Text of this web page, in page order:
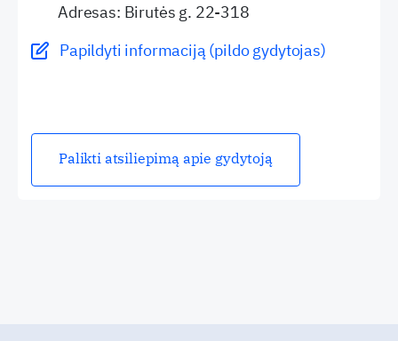
Adresas: Birutės g. 22-318
Papildyti informaciją (pildo gydytojas)
Palikti atsiliepimą apie gydytoją